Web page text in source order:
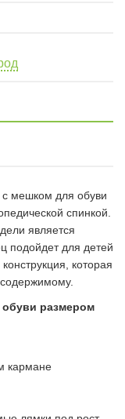
мешком для обуви
спинкой.
является
подойдет для детей
которая
размером
кармане